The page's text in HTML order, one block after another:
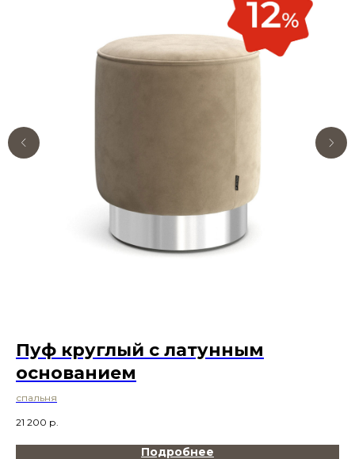
Пуф круглый с латунным
основанием
спальня
21 200 р.
Подробнее